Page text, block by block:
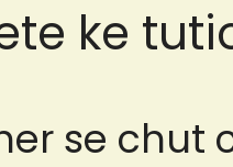
ke
se chut